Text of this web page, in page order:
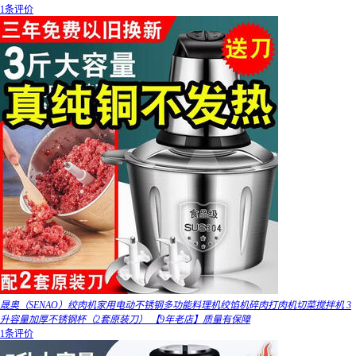
1条评价
晟奥（SENAO）绞肉机家用电动不锈钢多功能料理机绞馅机碎肉打肉机切菜搅拌机 3
升容量加厚不锈钢杯（2套原装刀） 【9年老店】质量有保障
1条评价